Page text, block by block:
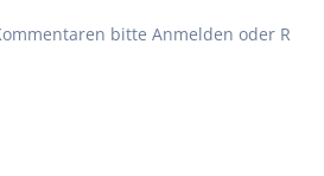
bitte Anmelden oder R